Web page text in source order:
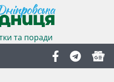
та поради